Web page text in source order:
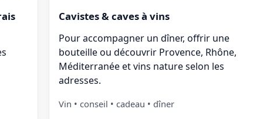
Cavistes & caves à vins
Pour accompagner un dîner, offrir une
bouteille ou découvrir Provence, Rhône,
Méditerranée et vins nature selon les
adresses.
Vin • conseil • cadeau • dîner